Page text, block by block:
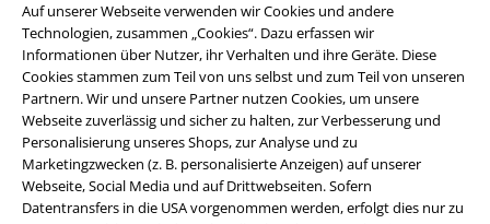
Auf unserer Webseite verwenden wir Cookies und andere
Technologien, zusammen „Cookies“. Dazu erfassen wir
Informationen über Nutzer, ihr Verhalten und ihre Geräte. Diese
Cookies stammen zum Teil von uns selbst und zum Teil von unseren
Partnern. Wir und unsere Partner nutzen Cookies, um unsere
Webseite zuverlässig und sicher zu halten, zur Verbesserung und
Personalisierung unseres Shops, zur Analyse und zu
Marketingzwecken (z. B. personalisierte Anzeigen) auf unserer
Webseite, Social Media und auf Drittwebseiten. Sofern
Datentransfers in die USA vorgenommen werden, erfolgt dies nur zu